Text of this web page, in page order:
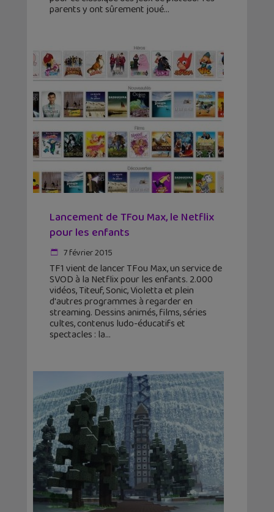
parents y ont sûrement joué
Lancement de TFou Max, le Netflix
pour les enfants
7 février 2015
TF1 vient de lancer TFou Max, un service de
SVOD à la Netflix pour les enfants. 2.000
vidéos, Titeuf, Sonic, Violetta et plein
d'autres programmes à regarder en
streaming. Dessins animés, films, séries
cultes, contenus ludo-éducatifs et
spectacles : la